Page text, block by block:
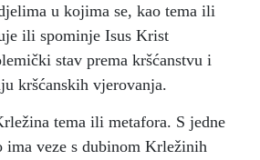
u kojima se, kao tema ili
ili spominje Isus Krist
stav prema kršćanstvu i
kršćanskih vjerovanja.
tema ili metafora. S jedne
ima veze s dubinom Krležinih